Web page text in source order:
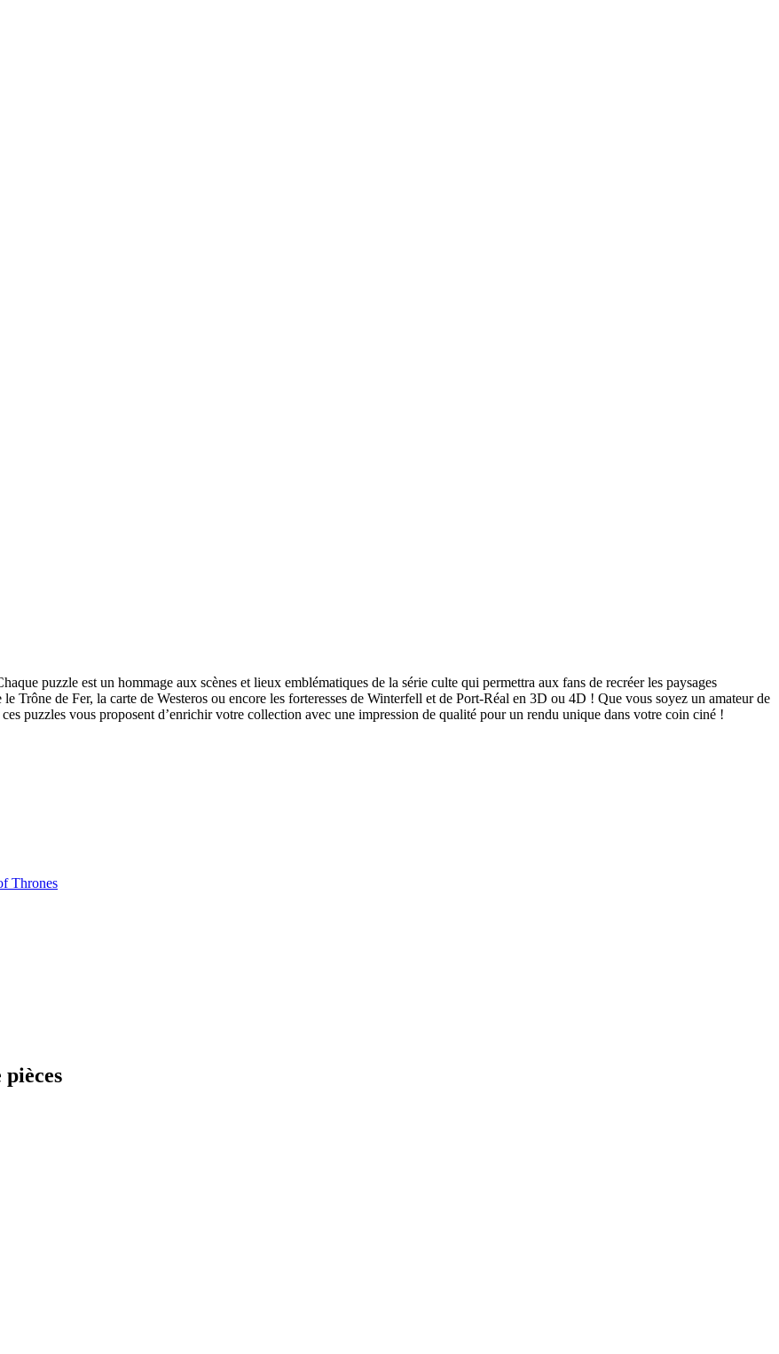
puzzle est un hommage aux scènes et lieux emblématiques de la série culte qui permettra aux fans de recréer les paysages
Trône de Fer, la carte de Westeros ou encore les forteresses de Winterfell et de Port-Réal en 3D ou 4D ! Que vous soyez un amateur de
puzzles vous proposent d’enrichir votre collection avec une impression de qualité pour un rendu unique dans votre coin ciné !
Thrones